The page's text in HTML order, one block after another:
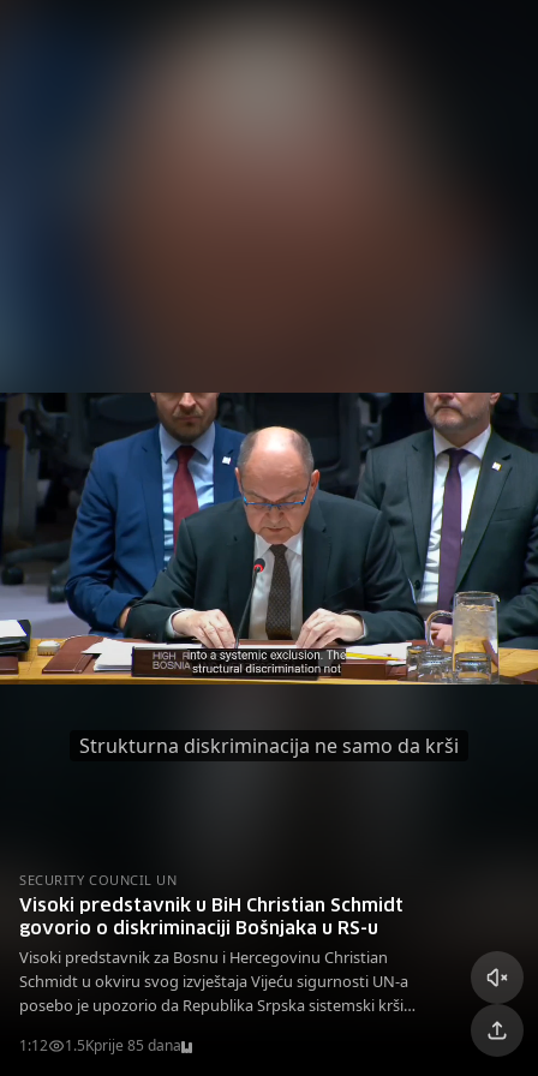
Strukturna diskriminacija ne samo da krši
SECURITY COUNCIL UN
Visoki predstavnik u BiH Christian Schmidt
govorio o diskriminaciji Bošnjaka u RS-u
Visoki predstavnik za Bosnu i Hercegovinu Christian
Schmidt u okviru svog izvještaja Vijeću sigurnosti UN-a
posebo je upozorio da Republika Srpska sistemski krši
navodeći strukturalnu diskriminaciju kao prepreku
1:12 1.5Kprije 85 dana